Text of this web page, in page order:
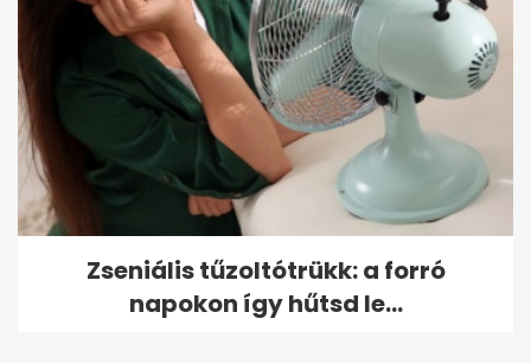
Zseniális tűzoltótrükk: a forró
napokon így hűtsd le...